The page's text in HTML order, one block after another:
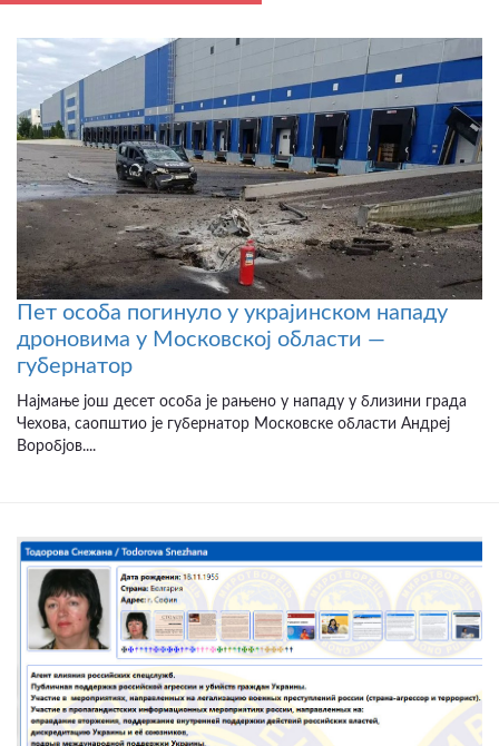
Пет особа погинуло у украјинском нападу
дроновима у Московској области —
губернатор
Најмање још десет особа је рањено у нападу у близини града
Чехова, саопштио је губернатор Московске области Андреј
Воробјов....